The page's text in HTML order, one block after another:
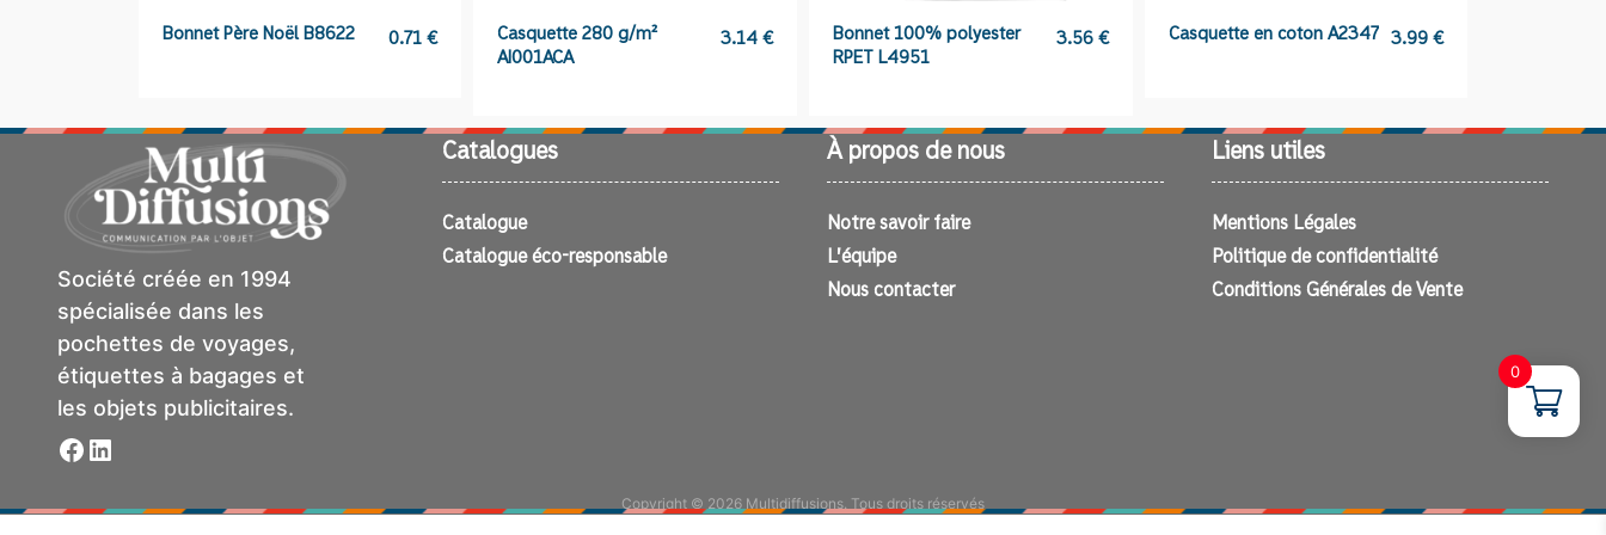
Bonnet Père Noël B8622 0.71€
Casquette 280 g/m²
AI001ACA
3.14 €
Bonnet 100% polyester
RPET L4951
3.56 € Casquette en coton A2347 3.99€
Société créée en 1994
spécialisée dans les
pochettes de voyages,
étiquettes à bagages et
les objets publicitaires.
Facebook
LinkedIn
Catalogues
Catalogue
Catalogue éco-responsable
À propos de nous
Notre savoir faire
L’équipe
Nous contacter
Liens utiles
Mentions Légales
Politique de confidentialité
Conditions Générales de Vente
Copyright © 2026 Multidiffusions. Tous droits réservés
0